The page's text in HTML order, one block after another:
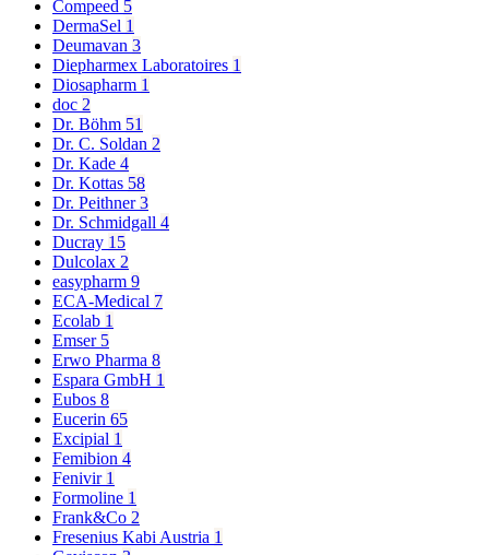
Compeed 5
DermaSel 1
Deumavan 3
Diepharmex Laboratoires 1
Diosapharm 1
doc 2
Dr. Böhm 51
Dr. C. Soldan 2
Dr. Kade 4
Dr. Kottas 58
Dr. Peithner3
Dr. Schmidgall 4
Ducray 15
Dulcolax 2
easypharm 9
ECA-Medical 7
Ecolab 1
Emser 5
Erwo Pharma 8
Espara GmbH 1
Eubos 8
Eucerin 65
Excipial 1
Femibion 4
Fenivir 1
Formoline 1
Frank&Co 2
Fresenius Kabi Austria 1